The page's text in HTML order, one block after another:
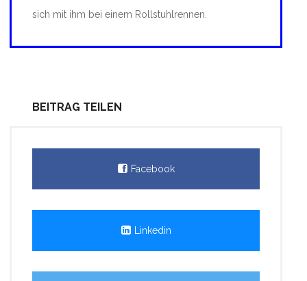
sich mit ihm bei einem Rollstuhlrennen.
BEITRAG TEILEN
Facebook
Linkedin